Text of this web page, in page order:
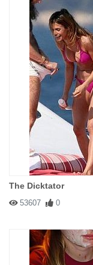
The Dicktator
53607 0